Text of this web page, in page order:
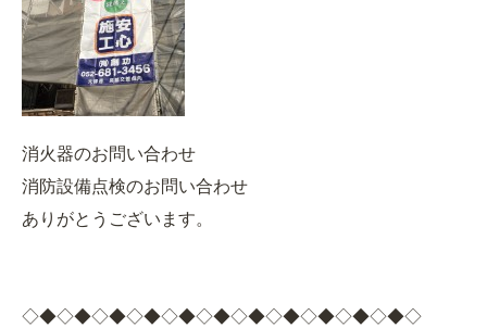
消火器のお問い合わせ
消防設備点検のお問い合わせ
ありがとうございます。
◇◆◇◆◇◆◇◆◇◆◇◆◇◆◇◆◇◆◇◆◇◆◇